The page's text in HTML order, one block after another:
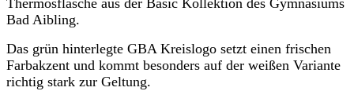
Thermosflasche aus der Basic Kollektion des Gymnasiums
Bad Aibling.
Das grün hinterlegte GBA Kreislogo setzt einen frischen
Farbakzent und kommt besonders auf der weißen Variante
richtig stark zur Geltung.